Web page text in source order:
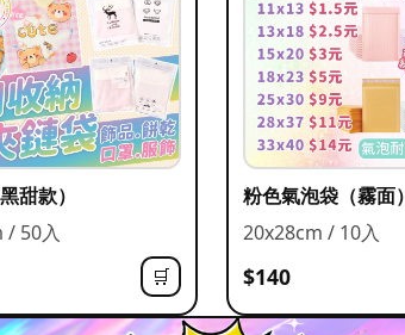
甜款）
/ 50入
🛒
粉色氣泡袋（霧面）
20x28cm / 10入
$140